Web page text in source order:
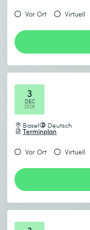
Vor Ort Virtuell
3
DEC
2026
Basel Deutsch
Terminplan
Vor Ort Virtuell